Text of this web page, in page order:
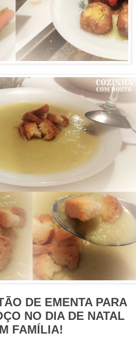
DE EMENTA PARA
NO DIA DE NATAL
FAMÍLIA!